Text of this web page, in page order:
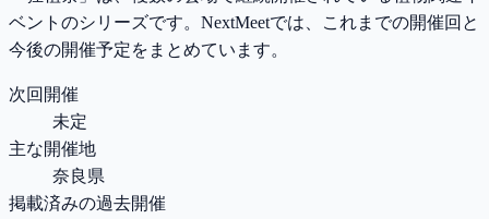
ベントのシリーズです。NextMeetでは、これまでの開催回と
今後の開催予定をまとめています。
次回開催
未定
主な開催地
奈良県
掲載済みの過去開催